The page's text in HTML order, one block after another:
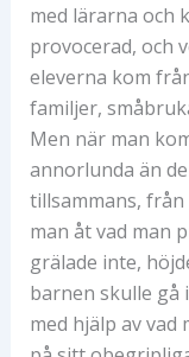
med lärarna och
provocerad, och
eleverna kom
familjer,
Men när man
annorlunda än
tillsammans,
man åt vad man
grälade inte,
barnen skulle gå
med hjälp av vad